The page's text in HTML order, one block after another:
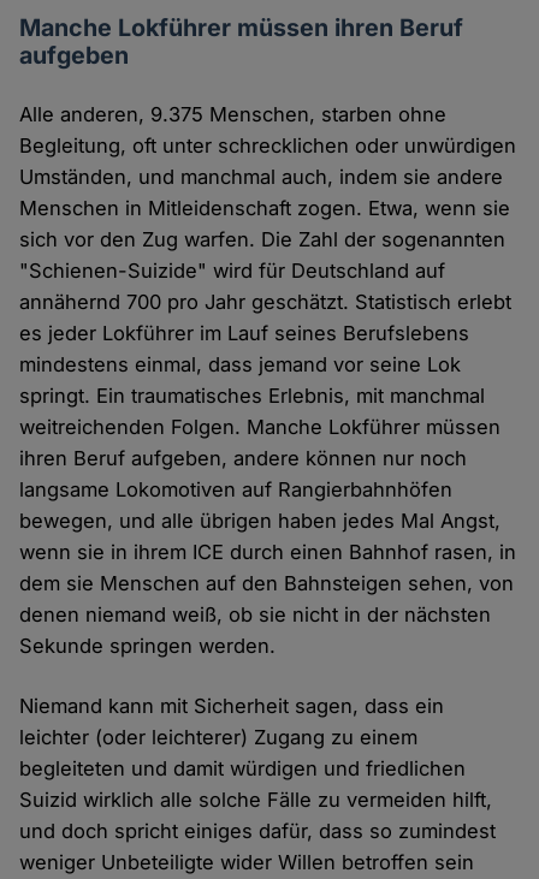
Manche Lokführer müssen ihren Beruf
aufgeben
Alle anderen, 9.375 Menschen, starben ohne
Begleitung, oft unter schrecklichen oder unwürdigen
Umständen, und manchmal auch, indem sie andere
Menschen in Mitleidenschaft zogen. Etwa, wenn sie
sich vor den Zug warfen. Die Zahl der sogenannten
"Schienen-Suizide" wird für Deutschland auf
annähernd 700 pro Jahr geschätzt. Statistisch erlebt
es jeder Lokführer im Lauf seines Berufslebens
mindestens einmal, dass jemand vor seine Lok
springt. Ein traumatisches Erlebnis, mit manchmal
weitreichenden Folgen. Manche Lokführer müssen
ihren Beruf aufgeben, andere können nur noch
langsame Lokomotiven auf Rangierbahnhöfen
bewegen, und alle übrigen haben jedes Mal Angst,
wenn sie in ihrem ICE durch einen Bahnhof rasen, in
dem sie Menschen auf den Bahnsteigen sehen, von
denen niemand weiß, ob sie nicht in der nächsten
Sekunde springen werden.
Niemand kann mit Sicherheit sagen, dass ein
leichter (oder leichterer) Zugang zu einem
begleiteten und damit würdigen und friedlichen
Suizid wirklich alle solche Fälle zu vermeiden hilft,
und doch spricht einiges dafür, dass so zumindest
weniger Unbeteiligte wider Willen betroffen sein